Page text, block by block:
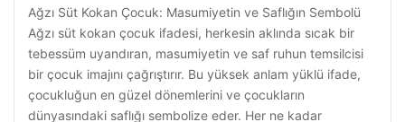
Ağzı Süt Kokan Çocuk: Masumiyetin ve Saflığın Sembolü
Ağzı süt kokan çocuk ifadesi, herkesin aklında sıcak bir
tebessüm uyandıran, masumiyetin ve saf ruhun temsilcisi
bir çocuk imajını çağrıştırır. Bu yüksek anlam yüklü ifade,
çocukluğun en güzel dönemlerini ve çocukların
dünyasındaki saflığı sembolize eder. Her ne kadar